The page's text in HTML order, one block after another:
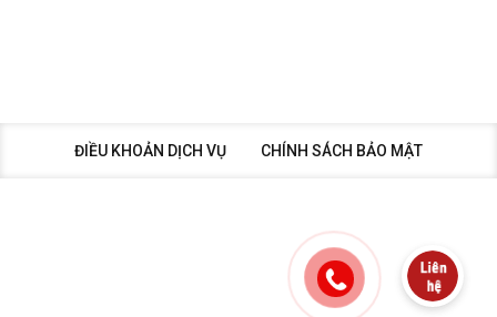
ĐIỀU KHOẢN DỊCH VỤ CHÍNH SÁCH BẢO MẬT